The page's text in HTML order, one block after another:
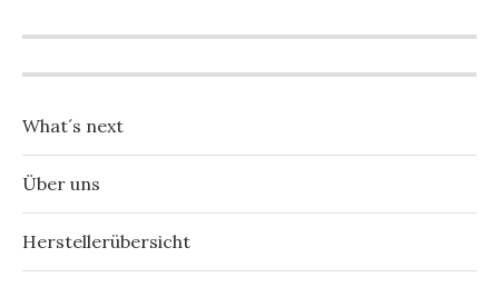
What´s next
Über uns
Herstellerübersicht